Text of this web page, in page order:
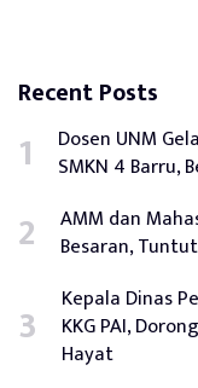
Recent Posts
Dosen UNM
SMKN 4 Barru,
AMM dan
Besaran,
Kepala Dinas
KKG PAI,
Hayat